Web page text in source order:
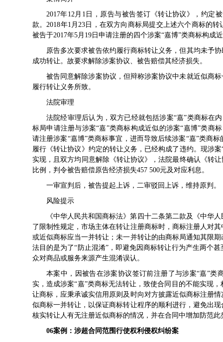
2017年12月1日，原告与被告签订《转让协议》，约定
款。2018年1月23日，在双方向商标局提交上述六个商标的
被告于2017年5月19日申请注册的四个涉案“嘉博”类商标构
原告多次要求被告依约履行商标转让义务，但其均未予
成功转让。故要求解除涉案协议、被告赔偿其经济损失。
被告同意解除涉案协议，但辩称涉案协议中未就近似商
履行转让义务所致。
法院审理
法院经审理后认为，双方已经就包括涉案“嘉”类商标在
标局申请注册与涉案“嘉”类商标构成近似的涉案“嘉博”类商
请注册涉案“嘉博”类商标事宜，进而导致后续涉案“嘉”类商
履行《转让协议》约定的转让义务，已经构成了违约。现涉
实现，且双方均同意解除《转让协议》，法院最终确认《转
比例，判令被告赔偿原告经济损失457 500元及对应利息。
一审宣判后，被告提起上诉，二审驳回上诉，维持原判。
风险提示
《中华人民共和国商标法》第四十二条第二款及《中华
了限制性规定，市场主体在转让注册商标时，商标注册人对
或近似商标应当一并转让；未一并转让的由商标局通知其限
法目的是为了“防止混淆”，即避免因商标转让行为产生两个
众对商品或服务来源产生混淆误认。
本案中，因被告在涉案协议签订前注册了与涉案“嘉”类
实，造成涉案“嘉”类商标无法转让，致使合同目的不能实现
让商标，应秉承诚实信用原则及时向对方披露近似商标注册
似商标一并转让，以保证商标转让程序的顺利进行，避免出
核实转让人有无注册近似商标的情况，并在合同中增加防范
06案例： 涉超合同范围行使权利 侵权纠纷案